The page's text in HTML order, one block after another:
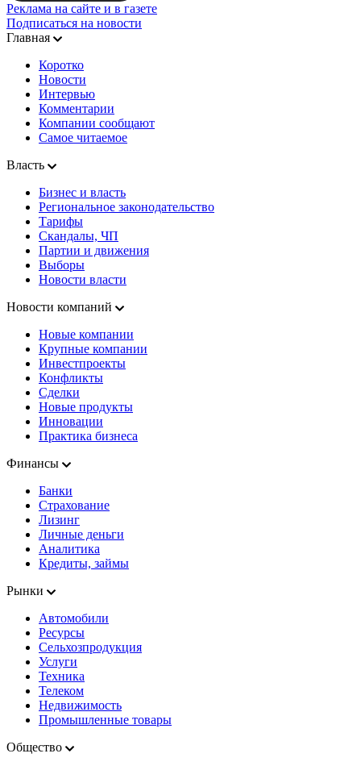
Реклама на сайте и в газете
Подписаться на новости
Главная
Коротко
Новости
Интервью
Комментарии
Компании сообщают
Самое читаемое
Власть
Бизнес и власть
Региональное законодательство
Тарифы
Скандалы, ЧП
Партии и движения
Выборы
Новости власти
Новости компаний
Новые компании
Крупные компании
Инвестпроекты
Конфликты
Сделки
Новые продукты
Инновации
Практика бизнеса
Финансы
Банки
Страхование
Лизинг
Личные деньги
Аналитика
Кредиты, займы
Рынки
Автомобили
Ресурсы
Сельхозпродукция
Услуги
Техника
Телеком
Недвижимость
Промышленные товары
Общество